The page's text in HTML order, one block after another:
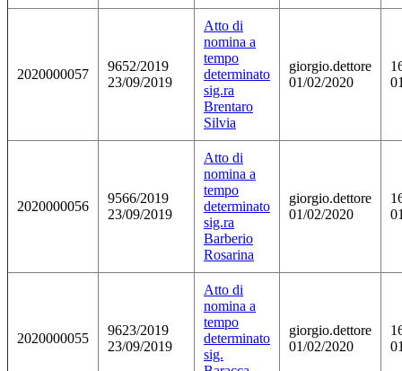
2020000057
9652/2019
23/09/2019
Atto di
nomina a
tempo
determinato
sig.ra
Brentaro
Silvia
giorgio.dettore
01/02/2020
2020000056
9566/2019
23/09/2019
Atto di
nomina a
tempo
determinato
sig.ra
Barberio
Rosarina
giorgio.dettore
01/02/2020
2020000055
9623/2019
23/09/2019
Atto di
nomina a
tempo
determinato
sig.
giorgio.dettore
01/02/2020